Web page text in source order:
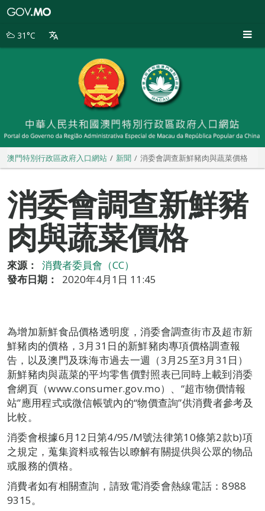
別
31°C
澳門特別行政區政府入口網站 新聞 消委會調查新鮮豬肉與蔬菜價格
消委會調查新鮮豬
肉與蔬菜價格
來源：
消費者委員會（CC）
發布日期：
2020年4月1日 11:45
為增加新鮮食品價格透明度，消委會調查街市及超市新
鮮豬肉的價格，3月31日的新鮮豬肉專項價格調查報
告，以及澳門及珠海市過去一週（3月25至3月31日）
新鮮豬肉與蔬菜的平均零售價對照表已同時上載到消委
會網頁（www.consumer.gov.mo）、“超市物價情報
站”應用程式或微信帳號內的“物價查詢”供消費者參考及
比較。
消委會根據6月12日第4/95/M號法律第10條第2款b)項
之規定，蒐集資料或報告以瞭解有關提供與公眾的物品
或服務的價格。
消費者如有相關查詢，請致電消委會熱線電話：8988
9315。